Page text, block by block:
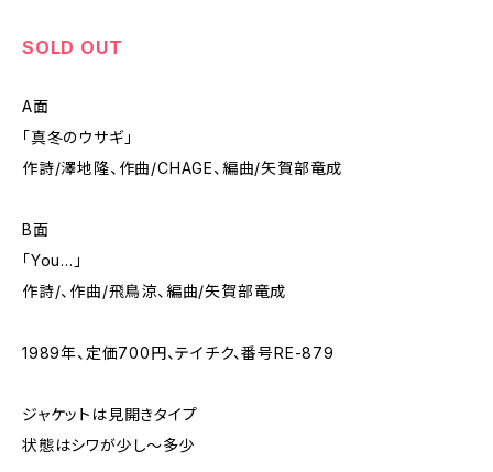
SOLD OUT
A面
「真冬のウサギ」
作詩/澤地隆、作曲/CHAGE、編曲/矢賀部竜成
B面
「You…」
作詩/、作曲/飛鳥涼、編曲/矢賀部竜成
1989年、定価700円、テイチク、番号RE-879
ジャケットは見開きタイプ
状態はシワが少し～多少